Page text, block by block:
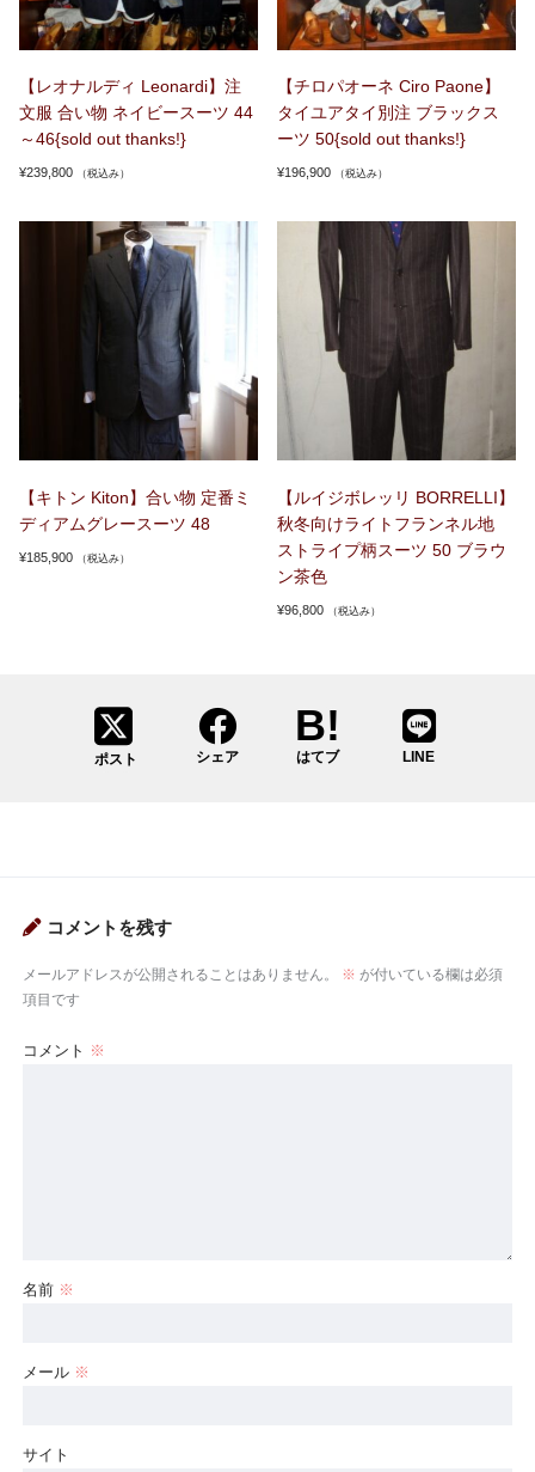
【レオナルディ Leonardi】注
文服 合い物 ネイビースーツ 44
～46{sold out thanks!}
¥239,800 （税込み）
【チロパオーネ Ciro Paone】
タイユアタイ別注 ブラックス
ーツ 50{sold out thanks!}
¥196,900 （税込み）
【キトン Kiton】合い物 定番ミ
ディアムグレースーツ 48
¥185,900 （税込み）
【ルイジボレッリ BORRELLI】
秋冬向けライトフランネル地
ストライプ柄スーツ 50 ブラウ
ン茶色
¥96,800 （税込み）
ポスト シェア はてブ LINE
コメントを残す
メールアドレスが公開されることはありません。 ※ が付いている欄は必須
項目です
コメント ※
名前 ※
メール ※
サイト